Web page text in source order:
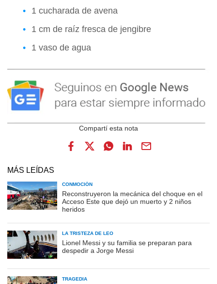
1 cucharada de avena
1 cm de raíz fresca de jengibre
1 vaso de agua
MÁS LEÍDAS
CONMOCIÓN
Reconstruyeron la mecánica del choque en el
Acceso Este que dejó un muerto y 2 niños
heridos
LA TRISTEZA DE LEO
Lionel Messi y su familia se preparan para
despedir a Jorge Messi
TRAGEDIA